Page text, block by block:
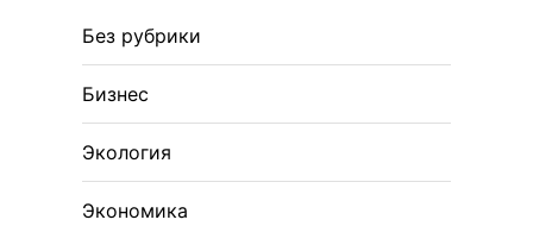
Без рубрики
Бизнес
Экология
Экономика